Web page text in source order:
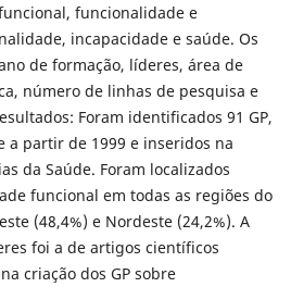
funcionalidade e
incapacidade e saúde. Os
de formação, líderes, área de
número de linhas de pesquisa e
Foram identificados 91 GP,
a partir de 1999 e inseridos na
da Saúde. Foram localizados
funcional em todas as regiões do
(48,4%) e Nordeste (24,2%). A
foi a de artigos científicos
criação dos GP sobre